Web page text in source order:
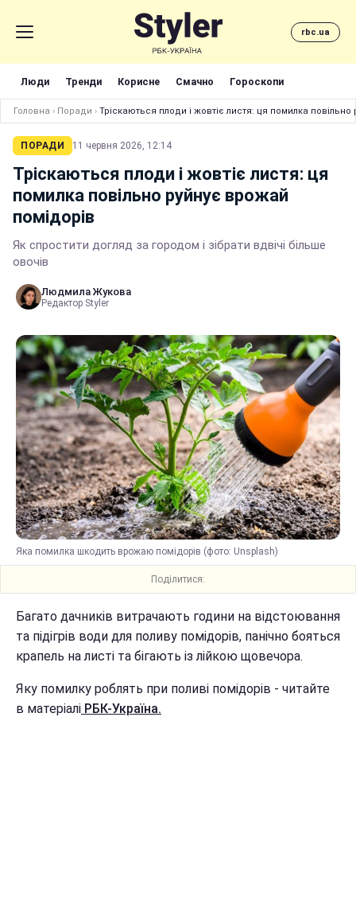
rbc.ua
Люди Тренди Корисне Смачно Гороскопи
Головна › Поради › Тріскаються плоди і жовтіє листя: ця помилка
ПОРАДИ 11 червня 2026, 12:14
Тріскаються плоди і жовтіє листя: ця
помилка повільно руйнує врожай
помідорів
Як спростити догляд за городом і зібрати вдвічі більше
овочів
Людмила Жукова
Редактор Styler
Яка помилка шкодить врожаю помідорів (фото: Unsplash)
Поділитися:
Багато дачників витрачають години на відстоювання
та підігрів води для поливу помідорів, панічно бояться
крапель на листі та бігають із лійкою щовечора.
Яку помилку роблять при поливі помідорів - читайте
в матеріалі РБК-Україна.